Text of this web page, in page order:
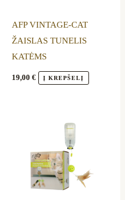
AFP VINTAGE-CAT
ŽAISLAS TUNELIS
KATĖMS
19,00 € Į KREPŠELĮ